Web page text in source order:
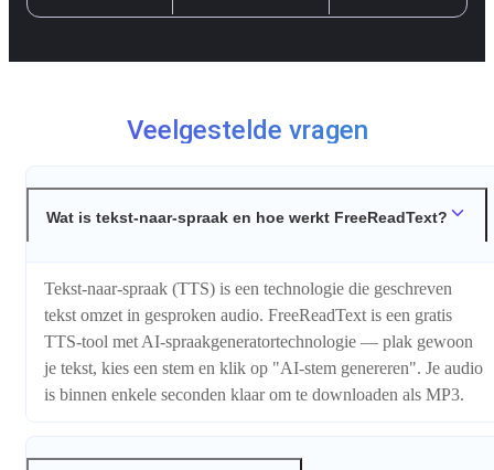
Veelgestelde vragen
Wat is tekst-naar-spraak en hoe werkt FreeReadText?
Tekst-naar-spraak (TTS) is een technologie die geschreven
tekst omzet in gesproken audio. FreeReadText is een gratis
TTS-tool met AI-spraakgeneratortechnologie — plak gewoon
je tekst, kies een stem en klik op "AI-stem genereren". Je audio
is binnen enkele seconden klaar om te downloaden als MP3.